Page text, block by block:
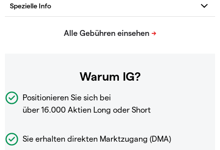
Warum IG?
Positionieren Sie sich bei
über 16.000 Aktien Long oder Short
Sie erhalten direkten Marktzugang (DMA)